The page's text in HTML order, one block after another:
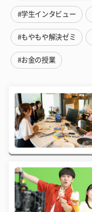
#学生インタビュー
#もやもや解決ゼミ
#お金の授業